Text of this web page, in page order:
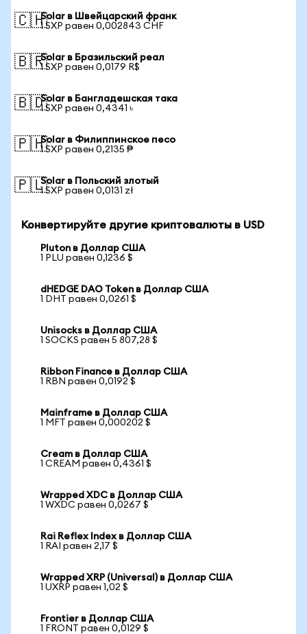
🇨🇭Solar в Швейцарский франк
1 SXP равен 0,002843 CHF
🇧🇷Solar в Бразильский реал
1 SXP равен 0,0179 R$
🇧🇩Solar в Бангладешская така
1 SXP равен 0,4341 ৳
🇵🇭Solar в Филиппинское песо
1 SXP равен 0,2135 ₱
🇵🇱Solar в Польский злотый
1 SXP равен 0,0131 zł
Конвертируйте другие криптовалюты в USD
Pluton в Доллар США
1 PLU равен 0,1236 $
dHEDGE DAO Token в Доллар США
1 DHT равен 0,0261 $
Unisocks в Доллар США
1 SOCKS равен 5 807,28 $
Ribbon Finance в Доллар США
1 RBN равен 0,0192 $
Mainframe в Доллар США
1 MFT равен 0,000202 $
Cream в Доллар США
1 CREAM равен 0,4361 $
Wrapped XDC в Доллар США
1 WXDC равен 0,0267 $
Rai Reflex Index в Доллар США
1 RAI равен 2,17 $
Wrapped XRP (Universal) в Доллар США
1 UXRP равен 1,02 $
Frontier в Доллар США
1 FRONT равен 0,0129 $